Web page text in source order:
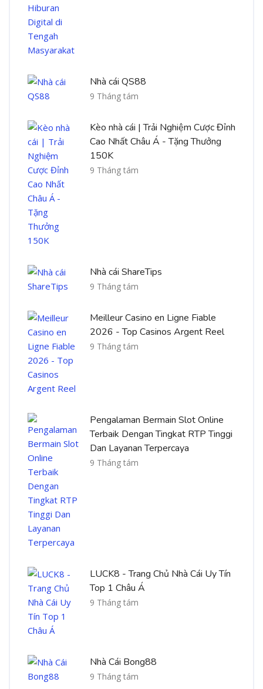
Nhà cái QS88
9 Tháng tám
Kèo nhà cái | Trải Nghiệm Cược Đỉnh
Cao Nhất Châu Á - Tặng Thưởng
150K
9 Tháng tám
Nhà cái ShareTips
9 Tháng tám
Meilleur Casino en Ligne Fiable
2026 - Top Casinos Argent Reel
9 Tháng tám
Pengalaman Bermain Slot Online
Terbaik Dengan Tingkat RTP Tinggi
Dan Layanan Terpercaya
9 Tháng tám
LUCK8 - Trang Chủ Nhà Cái Uy Tín
Top 1 Châu Á
9 Tháng tám
Nhà Cái Bong88
9 Tháng tám